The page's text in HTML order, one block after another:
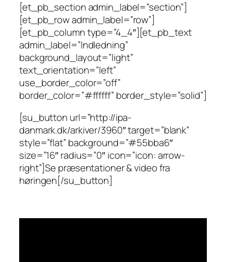
[et_pb_section admin_label=”section”]
[et_pb_row admin_label=”row”]
[et_pb_column type=”4_4″][et_pb_text
admin_label=”Indledning”
background_layout=”light”
text_orientation=”left”
use_border_color=”off”
border_color=”#ffffff” border_style=”solid”]
[su_button url=”http://ipa-
danmark.dk/arkiver/3960″ target=”blank”
style=”flat” background=”#55bba6″
size=”16″ radius=”0″ icon=”icon: arrow-
right”]Se præsentationer & video fra
høringen[/su_button]